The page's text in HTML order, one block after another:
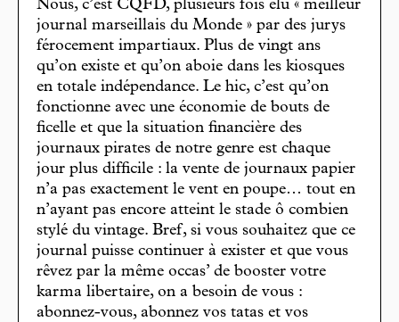
Nous, c’est CQFD, plusieurs fois élu « meilleur
journal marseillais du Monde » par des jurys
férocement impartiaux. Plus de vingt ans
qu’on existe et qu’on aboie dans les kiosques
en totale indépendance. Le hic, c’est qu’on
fonctionne avec une économie de bouts de
ficelle et que la situation financière des
journaux pirates de notre genre est chaque
jour plus difficile : la vente de journaux papier
n’a pas exactement le vent en poupe… tout en
n’ayant pas encore atteint le stade ô combien
stylé du vintage. Bref, si vous souhaitez que ce
journal puisse continuer à exister et que vous
rêvez par la même occas’ de booster votre
karma libertaire, on a besoin de vous :
abonnez-vous, abonnez vos tatas et vos